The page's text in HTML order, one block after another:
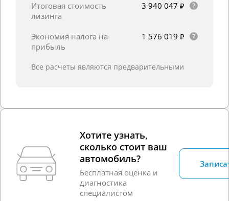
Итоговая стоимость
лизинга
3 940 047 ₽
Экономия налога на
прибыль
1 576 019 ₽
Все расчеты являются предварительными
Хотите узнать,
сколько стоит ваш
автомобиль?
Бесплатная оценка и
диагностика
специалистом